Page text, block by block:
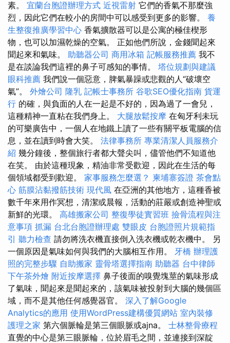
素。 宜蘭台胞證辦理方式 近視雷射 它們的香氣不那麼強
烈，因此它們在較小的房間中可以感受到更多的影響。 養
生整復推廣學習中心 香氣擴散器可以是公寓的極佳楔形
物，也可以加濕乾燥的空氣。 正如他們所說，金錢聞起來
聞起來和氣味。 助聽器公司 商用冰箱 記帳服務推薦 我不
是在談論我們這裡的鼻子可感知的事情。 塔位規劃與建議
眼科推薦 我們說一個惡意，脾氣暴躁或悲觀的人“破壞空
氣”。 外燴公司 隆乳 記帳士事務所 谷歌SEO優化指南 貨運
行 的確，與負面的人在一起是不好的，因為過了一會兒，
這種精神一直粘在我們身上。 大腿放鬆按摩 在匈牙利未玩
的可樂廣告中，一個人在地鐵上讀了一些有關平板電腦的信
息，並在讀到時會大笑。 法律事務所 專業清潔人員服務介
紹 幾分鐘後，整個旅行者都大聲尖叫，儘管他們不知道他
在笑。 由於這種現象，精油非常受歡迎，因此在生活的每
個領域都受到歡迎。 家事服務怎麼選？ 柬埔寨簽證 茶會點
心 筋膜沾黏撥筋技術 現代風 在亞洲的其他地方，這種香被
數千年來用作冥想，清潔或晨報，活動的莊嚴或創造神聖或
新鮮的光環。 高雄搬家公司 整復學徒實習班 撿骨流程與注
意事項 抓漏 台北台胞證辦理處 雙眼皮 台胞證照片規範指
引 聽力檢查 請勿將洗衣機直接倒入洗衣機或乾衣機中。 另
一個原因是氣味如何與我們的大腦相互作用。 牙橋 辦理護
照的完整步驟 自助搬家 靈骨塔選擇指南 助聽器 台中律師
下午茶外燴 附近按摩選擇 鼻子後面的嗅覺塊莖的氣味形成
了氣味，聞起來是聞起來的，該氣味被投射到大腦的幾個區
域，而不是其他任何感覺器官。 深入了解Google
Analytics的應用 使用WordPress建構優質網站 室內裝修
護理之家 第六個脈輪是第三個眼脈或ajna。 士林整骨療程
直覺的中心是第三眼脈輪，位於眉毛之間，並連接到深靛